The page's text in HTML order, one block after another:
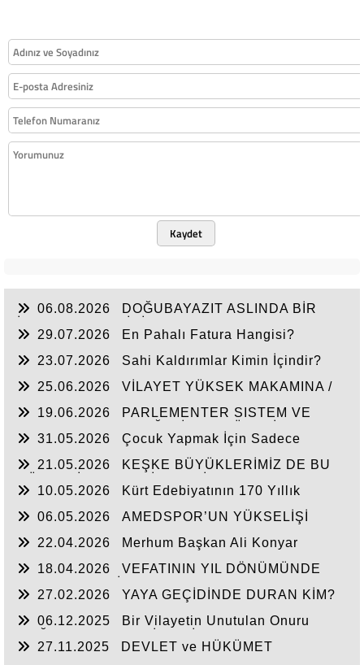
Kaydet
06.08.2026
DOĞUBAYAZIT ASLINDA BİR
29.07.2026
En Pahalı Fatura Hangisi?
23.07.2026
Sahi Kaldırımlar Kimin İçindir?
25.06.2026
VİLAYET YÜKSEK MAKAMINA /
19.06.2026
PARLEMENTER SISTEM VE
DEĞERLENDIRME
31.05.2026
Çocuk Yapmak İçin Sadece
21.05.2026
KEŞKE BÜYÜKLERİMİZ DE BU
10.05.2026
Kürt Edebiyatının 170 Yıllık
06.05.2026
AMEDSPOR’UN YÜKSELİŞİ
22.04.2026
Merhum Başkan Ali Konyar
18.04.2026
VEFATININ YIL DÖNÜMÜNDE
27.02.2026
YAYA GEÇİDİNDE DURAN KİM?
06.12.2025
Bir Vilayetin Unutulan Onuru
27.11.2025
DEVLET ve HÜKÜMET